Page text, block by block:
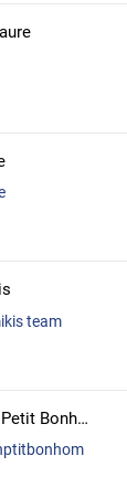
team
Nom d'un Petit Bonhomme!